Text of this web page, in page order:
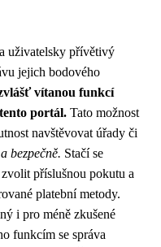
uživatelsky přívětivý
jejich bodového
vítanou funkcí
portál. Tato možnost
navštěvovat úřady či
bezpečně. Stačí se
příslušnou pokutu a
platební metody.
i pro méně zkušené
funkcím se správa